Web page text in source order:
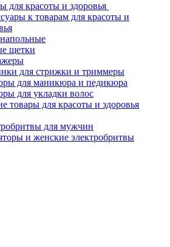
для красоты и здоровья
к товарам для красоты и
щетки
для стрижки и триммеры
для маникюра и педикюра
для укладки волос
товары для красоты и здоровья
для мужчин
и женские электробритвы